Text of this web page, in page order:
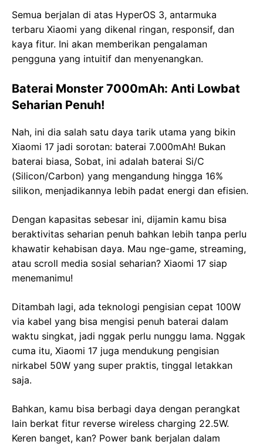
Semua berjalan di atas HyperOS 3, antarmuka
terbaru Xiaomi yang dikenal ringan, responsif, dan
kaya fitur. Ini akan memberikan pengalaman
pengguna yang intuitif dan menyenangkan.
Baterai Monster 7000mAh: Anti Lowbat
Seharian Penuh!
Nah, ini dia salah satu daya tarik utama yang bikin
Xiaomi 17 jadi sorotan: baterai 7.000mAh! Bukan
baterai biasa, Sobat, ini adalah baterai Si/C
(Silicon/Carbon) yang mengandung hingga 16%
silikon, menjadikannya lebih padat energi dan efisien.
Dengan kapasitas sebesar ini, dijamin kamu bisa
beraktivitas seharian penuh bahkan lebih tanpa perlu
khawatir kehabisan daya. Mau nge-game, streaming,
atau scroll media sosial seharian? Xiaomi 17 siap
menemanimu!
Ditambah lagi, ada teknologi pengisian cepat 100W
via kabel yang bisa mengisi penuh baterai dalam
waktu singkat, jadi nggak perlu nunggu lama. Nggak
cuma itu, Xiaomi 17 juga mendukung pengisian
nirkabel 50W yang super praktis, tinggal letakkan
saja.
Bahkan, kamu bisa berbagi daya dengan perangkat
lain berkat fitur reverse wireless charging 22.5W.
Keren banget, kan? Power bank berjalan dalam